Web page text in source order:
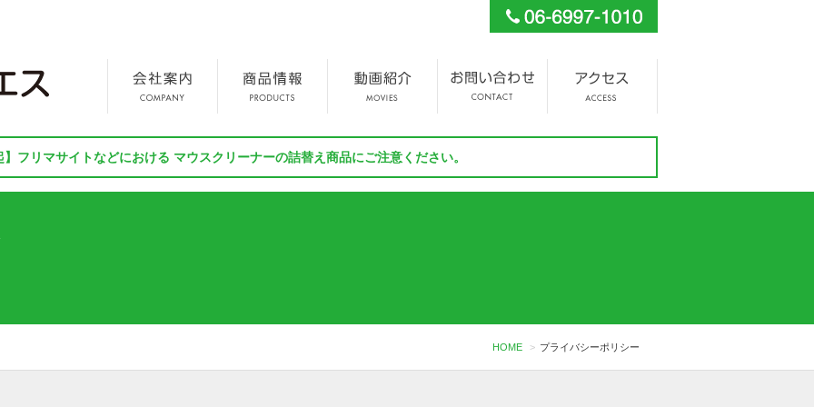
】フリマサイトなどにおける マウスクリーナーの詰替え商品にご注意ください。
HOME プライバシーポリシー